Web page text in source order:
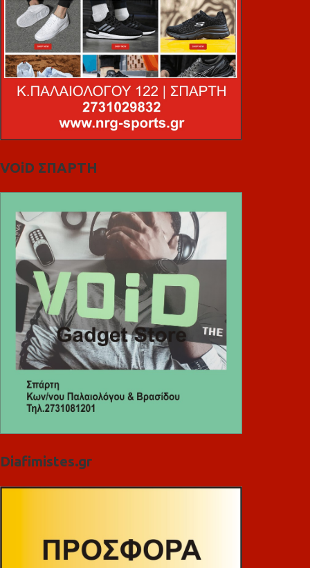
VOiD ΣΠΑΡΤΗ
Diafimistes.gr